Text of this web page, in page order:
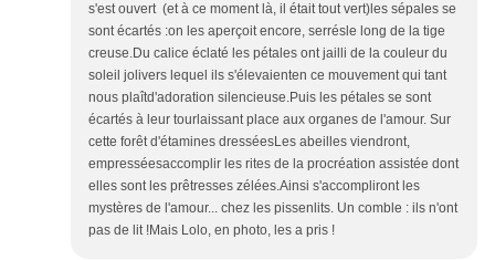
s'est ouvert (et à ce moment là, il était tout vert)les sépales se
sont écartés :on les aperçoit encore, serrésle long de la tige
creuse.Du calice éclaté les pétales ont jailli de la couleur du
soleil jolivers lequel ils s'élevaienten ce mouvement qui tant
nous plaîtd'adoration silencieuse.Puis les pétales se sont
écartés à leur tourlaissant place aux organes de l'amour. Sur
cette forêt d'étamines dresséesLes abeilles viendront,
empresséesaccomplir les rites de la procréation assistée dont
elles sont les prêtresses zélées.Ainsi s'accompliront les
mystères de l'amour... chez les pissenlits. Un comble : ils n'ont
pas de lit !Mais Lolo, en photo, les a pris !